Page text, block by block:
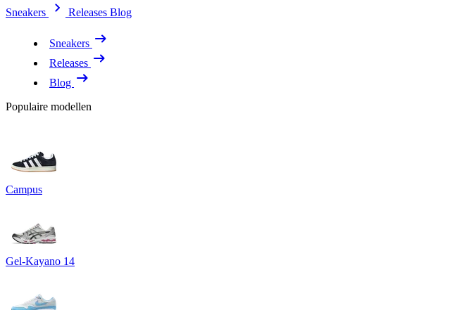
Sneakers
Releases Blog
Sneakers
Releases
Blog
Populaire modellen
Campus
Gel-Kayano 14